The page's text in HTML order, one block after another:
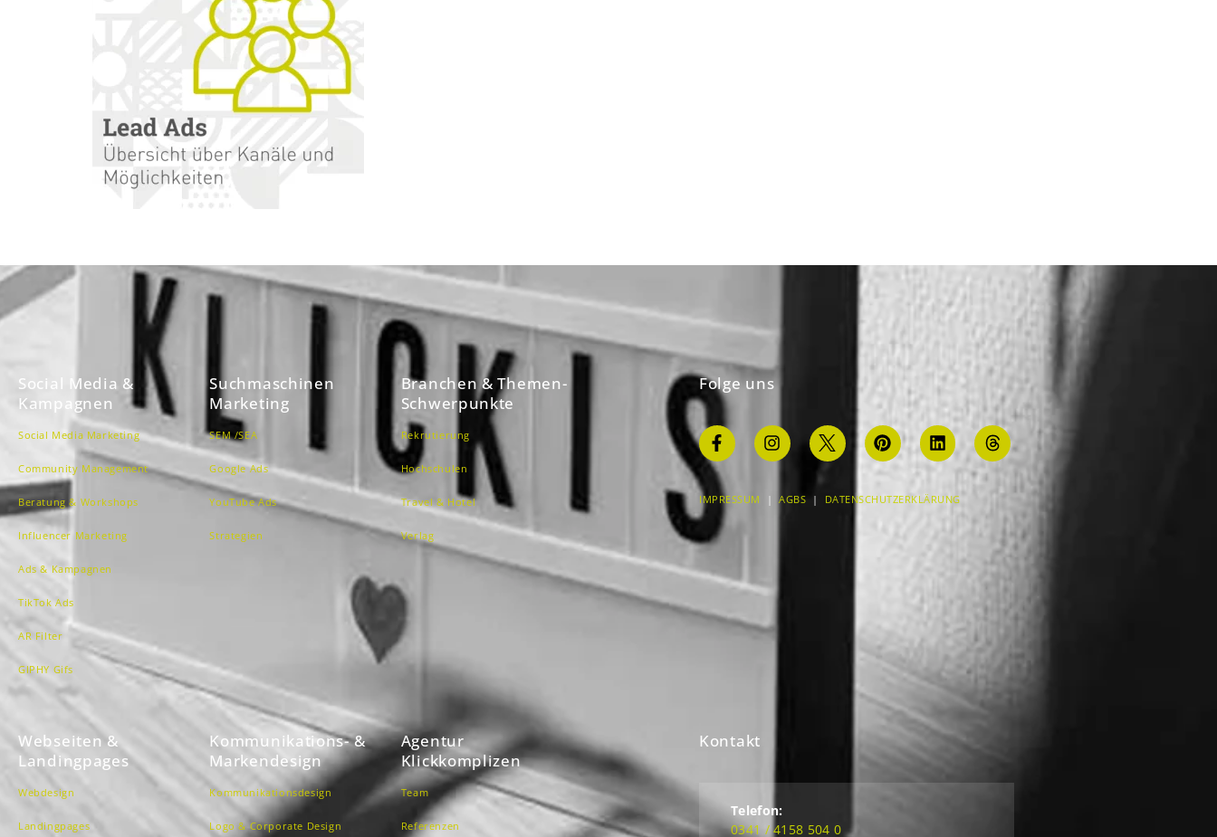
Social Media &
Kampagnen
Social Media Marketing
Community Management
Beratung & Workshops
Influencer Marketing
Ads & Kampagnen
TikTok Ads
AR Filter
GIPHY Gifs
Suchmaschinen
Marketing
SEM /SEA
Google Ads
YouTube Ads
Strategien
Branchen & Themen-
Schwerpunkte
Rekrutierung
Hochschulen
Travel & Hotel
Verlag
Folge uns
IMPRESSUM | AGBS | DATENSCHUTZERKLÄRUNG
Webseiten &
Landingpages
Webdesign
Landingpages
Kommunikations- &
Markendesign
Kommunikationsdesign
Logo & Corporate Design
Agentur
Klickkomplizen
Team
Referenzen
Kontakt
Telefon:
0341 / 4158 504 0